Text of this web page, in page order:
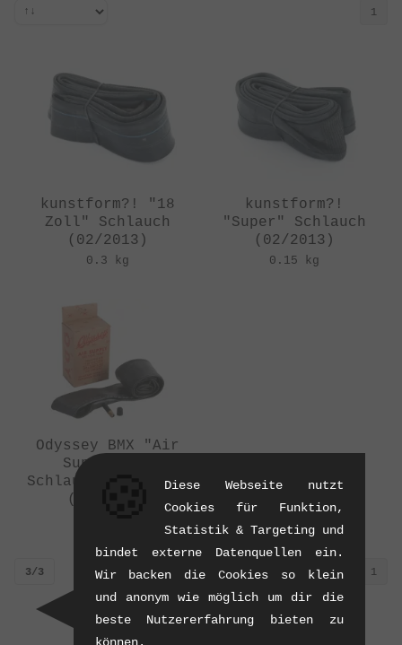
1
kunstform?! "18
Zoll" Schlauch
(02/2013)
0.3 kg
kunstform?!
"Super" Schlauch
(02/2013)
0.15 kg
Odyssey BMX "Air
Supply 20"
Schlauch - 20 Zoll
(04/2016)
3/3 1
Diese Webseite nutzt
Cookies für Funktion,
Statistik & Targeting und
bindet externe Datenquellen ein.
Wir backen die Cookies so klein
und anonym wie möglich um dir die
beste Nutzererfahrung bieten zu